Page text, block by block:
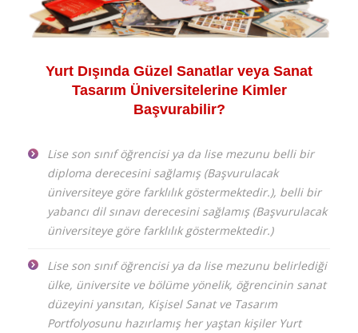
Yurt Dışında Güzel Sanatlar veya Sanat
Tasarım Üniversitelerine Kimler
Başvurabilir?
Lise son sınıf öğrencisi ya da lise mezunu belli bir
diploma derecesini sağlamış (Başvurulacak
üniversiteye göre farklılık göstermektedir.), belli bir
yabancı dil sınavı derecesini sağlamış (Başvurulacak
üniversiteye göre farklılık göstermektedir.)
Lise son sınıf öğrencisi ya da lise mezunu belirlediği
ülke, üniversite ve bölüme yönelik, öğrencinin sanat
düzeyini yansıtan, Kişisel Sanat ve Tasarım
Portfolyosunu hazırlamış her yaştan kişiler Yurt